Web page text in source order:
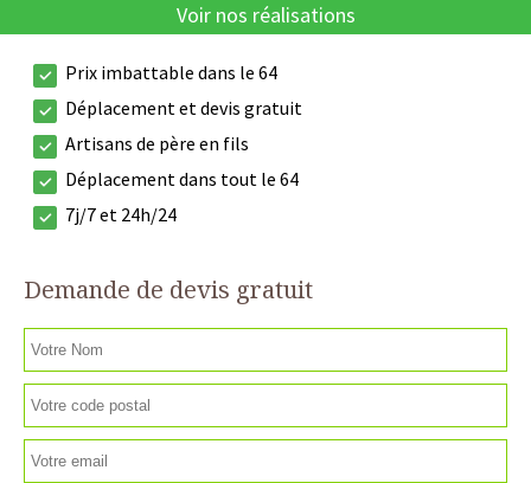
Voir nos réalisations
Prix imbattable dans le 64
Déplacement et devis gratuit
Artisans de père en fils
Déplacement dans tout le 64
7j/7 et 24h/24
Demande de devis gratuit